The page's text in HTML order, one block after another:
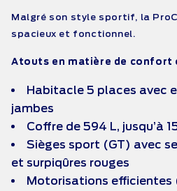
Malgré son style sportif, la
spacieux et fonctionnel.
Atouts en matière de confort
Habitacle 5 places avec
jambes
Coffre de 594 L, jusqu’à
Sièges sport (GT) avec
et surpiqûres rouges
Motorisations efficientes